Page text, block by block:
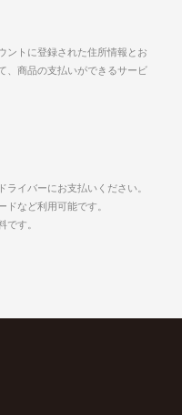
ントに登録された住所情報とお
、商品の支払いができるサービ
ライバーにお支払いください。
ドなど利用可能です。
です。